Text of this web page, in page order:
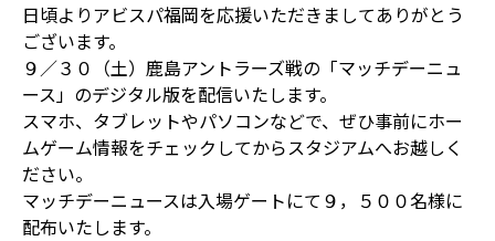
日頃よりアビスパ福岡を応援いただきましてありがとう
ございます。
９／３０（土）鹿島アントラーズ戦の「マッチデーニュ
ース」のデジタル版を配信いたします。
スマホ、タブレットやパソコンなどで、ぜひ事前にホー
ムゲーム情報をチェックしてからスタジアムへお越しく
ださい。
マッチデーニュースは入場ゲートにて９，５００名様に
配布いたします。